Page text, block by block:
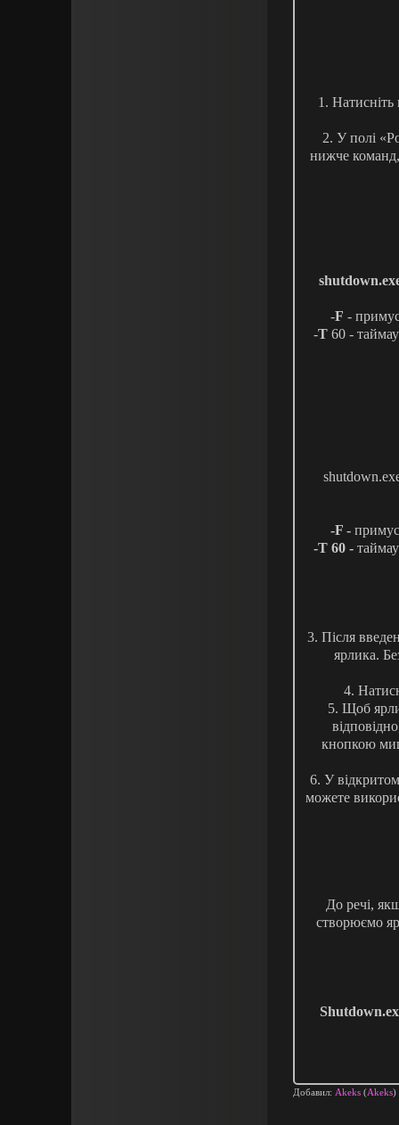
1.
2. У полі
нижче команд,
-F -
-T60 -
-F -
-T 60 -
3. Після
ярлика.
4.
5. Щоб
кнопкою
6. У
можете
До речі,
створюємо
Добавил: Akeks (Akeks)